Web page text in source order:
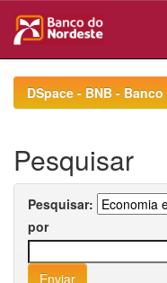
navigationDSpace - BNB -
Pesquisar
Pesquisar:
por